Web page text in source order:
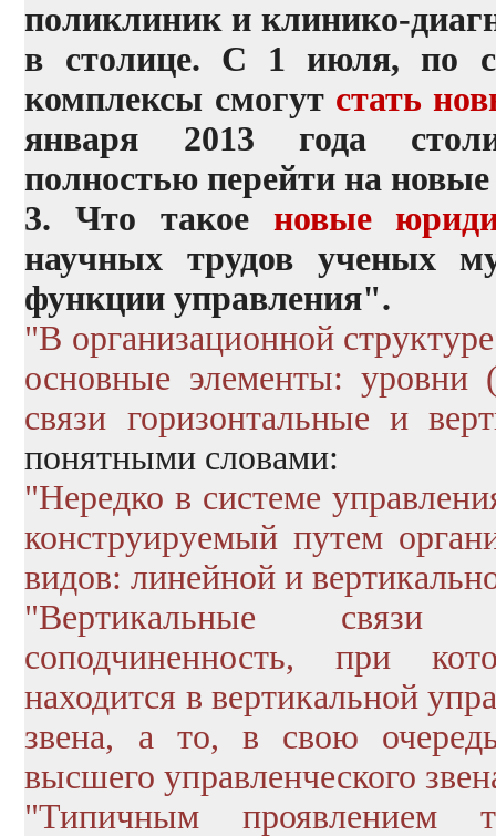
поликлиник и клинико-
в столице. С 1 июля, по
комплексы смогут стать
января 2013 года
полностью перейти на
3. Что такое новые
научных трудов ученых
функции управления".
"В организационной
основные элементы: уровни
связи горизонтальные и
понятными словами:
"Нередко в системе
конструируемый путем
видов: линейной и
"Вертикальные связи
соподчиненность, при
находится в вертикальной
звена, а то, в свою
высшего управленческого
"Типичным проявлением